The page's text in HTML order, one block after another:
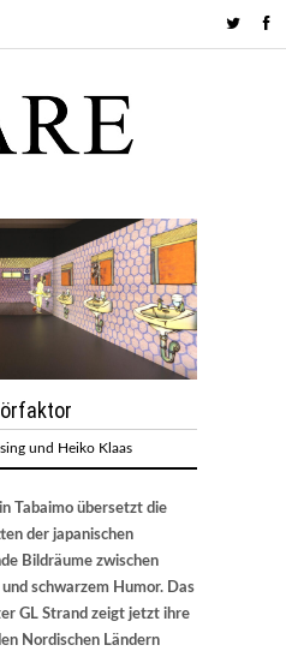
und Heiko Klaas
Tabaimo übersetzt die
der japanischen
Bildräume zwischen
schwarzem Humor. Das
GL Strand zeigt jetzt ihre
Nordischen Ländern